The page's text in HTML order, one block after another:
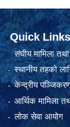
Quick Links
संघीय मामिला
स्थानीय तहको
केन्द्रीय
आर्थिक मामिला
लोक सेवा आयोग